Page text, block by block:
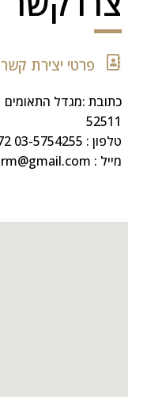
פרטי יצירת קשר
52511
טלפון : 03-5754255 972+, פקס :03-5754257
מייל : jlevi.lawfirm@gmail.com